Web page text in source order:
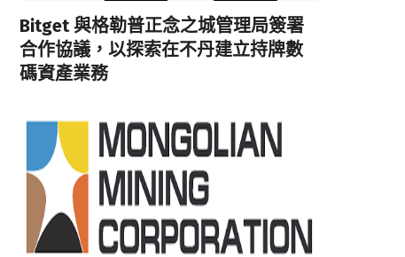
Bitget 與格勒普正念之城管理局簽署
合作協議，以探索在不丹建立持牌數
碼資產業務